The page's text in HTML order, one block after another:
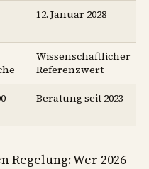
12. Januar 2028
Wissenschaftlicher
Referenzwert
Beratung seit 2023
Regelung: Wer 2026